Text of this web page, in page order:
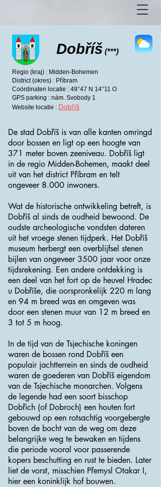
Dobříš (***)
Regio (kraj) : Midden-Bohemen
District (okres) : Příbram
Coördinaten locatie : 49°47 N 14°11 O
GPS parking : nám. Svobody 1
Website locatie : Dobříš
De stad Dobříš is van alle kanten omringd
door bossen en ligt op een hoogte van
371 meter boven zeeniveau. Dobříš ligt
in de regio Midden-Bohemen, maakt deel
uit van het district Příbram en telt
ongeveer 8.000 inwoners.
Wat de historische ontwikkeling betreft, is
Dobříš al sinds de oudheid bewoond. De
oudste archeologische vondsten dateren
uit het vroege stenen tijdperk. Het Dobříš
museum herbergt een overblijfsel stenen
bijlen van ongeveer 3500 jaar voor onze
tijdsrekening. Een andere ontdekking is
een deel van het fort op de heuvel Hradec
u Dobříše, die oorspronkelijk 220 m lang
en 94 m breed was en omgeven was
door een stenen muur van 12 m breed en
3 tot 5 m hoog.
In de tijd van de Tsjechische koningen
waren de bossen rond Dobříš een
populair jachtterrein en sinds de oudheid
waren de goederen van Dobříš eigendom
van de Tsjechische monarchen. Volgens
de legende had een soort bisschop
Dobřich (of Dobroch) een houten fort
gebouwd op een rotsachtig voorgebergte
boven de bocht van de weg om deze
belangrijke weg te bewaken en tijdens
die periode vooral voor passerende
kopers beschutting en rust te bieden. Later
liet de vorst, misschien Přemysl Otakar I,
hier een koninklijk hof bouwen.